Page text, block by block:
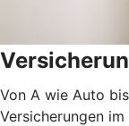
Von A wie Auto
Versicherungen